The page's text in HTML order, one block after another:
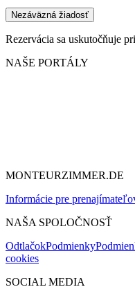
Nezáväzná žiadosť
Rezervácia sa uskutočňuje
NAŠE PORTÁLY
MONTEURZIMMER.DE
Informácie pre
NAŠA SPOLOČNOSŤ
OdtlačokPodmienky
cookies
SOCIAL MEDIA